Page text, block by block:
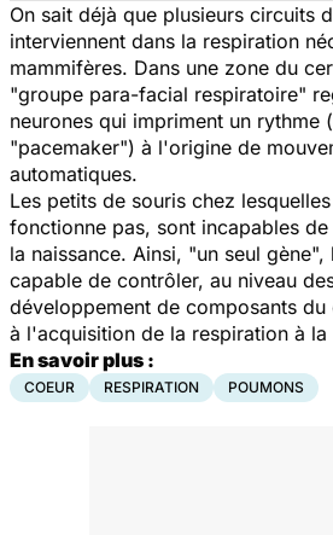
On sait déjà que plusieurs circuits
interviennent dans la respiration
mammifères. Dans une zone du
"groupe para-facial respiratoire"
neurones qui impriment un rythme
"pacemaker") à l'origine de
automatiques.
Les petits de souris chez
fonctionne pas, sont incapables
la naissance. Ainsi, "un seul
capable de contrôler, au niveau
développement de composants
à l'acquisition de la respiration à la
En savoir plus :
COEUR RESPIRATION POUMONS